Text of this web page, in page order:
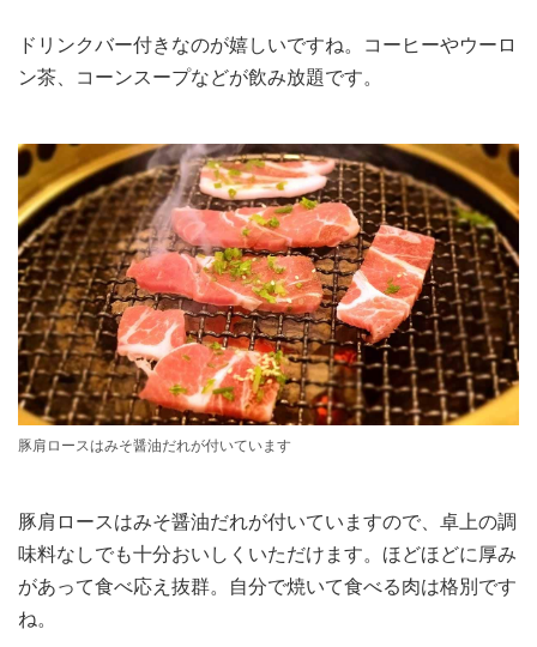
ドリンクバー付きなのが嬉しいですね。コーヒーやウーロ
ン茶、コーンスープなどが飲み放題です。
豚肩ロースはみそ醤油だれが付いています
豚肩ロースはみそ醤油だれが付いていますので、卓上の調
味料なしでも十分おいしくいただけます。ほどほどに厚み
があって食べ応え抜群。自分で焼いて食べる肉は格別です
ね。